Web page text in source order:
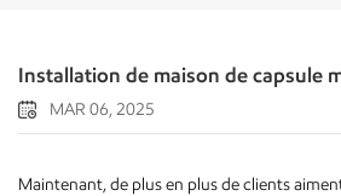
Installation de maison de capsule
MAR 06, 2025
Maintenant, de plus en plus de clients